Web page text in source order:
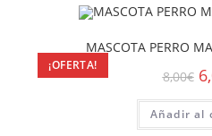
¡OFERTA!
MASCOTA PERRO
8,00€
Añadir al